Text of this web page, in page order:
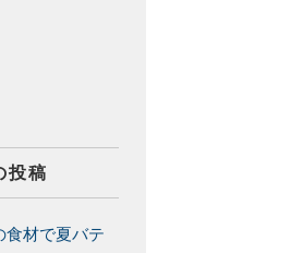
投稿
食材で夏バテ